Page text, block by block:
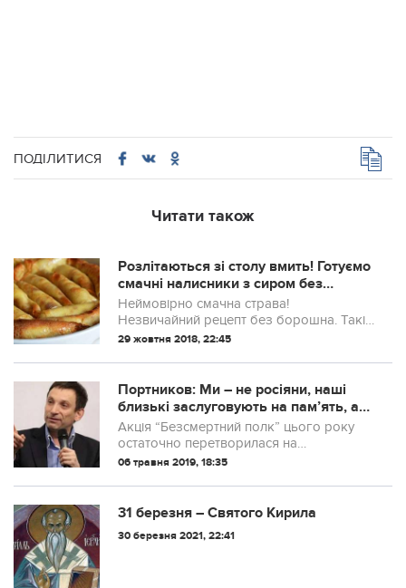
ПОДІЛИТИСЯ
Читати також
Розлітаються зі столу вмить! Готуємо
смачні налисники з сиром без
борошна за бабусиним рецептом
Неймовірно смачна страва!
Незвичайний рецепт без борошна. Такі
налисники просто тануть у роті — ваша
добавку! Приготуйте сьогодні.
29 жовтня 2018, 22:45
Портников: Ми – не росіяни, наші
близькі заслуговують на пам’ять, а
не на біснування. Не потрібно
влаштовувати акції і носити «свої»
портрети
Акція “Безсмертний полк” цього року
остаточно перетворилася на
кремлівську пропагандистську агітку,
пострадянському просторі, а й у світі в
цілому А...
06 травня 2019, 18:35
31 березня – Святого Кирила
30 березня 2021, 22:41